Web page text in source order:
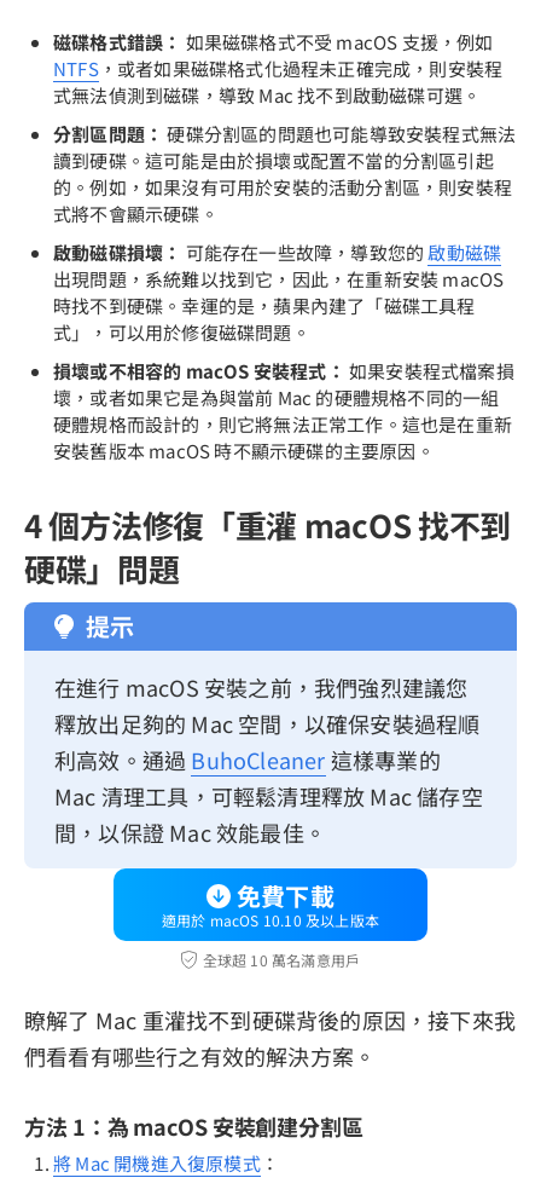
磁碟格式錯誤： 如果磁碟格式不受 macOS 支援，例如
NTFS，或者如果磁碟格式化過程未正確完成，則安裝程
式無法偵測到磁碟，導致 Mac 找不到啟動磁碟可選。
分割區問題： 硬碟分割區的問題也可能導致安裝程式無法
讀到硬碟。這可能是由於損壞或配置不當的分割區引起
的。例如，如果沒有可用於安裝的活動分割區，則安裝程
式將不會顯示硬碟。
啟動磁碟損壞： 可能存在一些故障，導致您的啟動磁碟
出現問題，系統難以找到它，因此，在重新安裝 macOS
時找不到硬碟。幸運的是，蘋果內建了「磁碟工具程
式」，可以用於修復磁碟問題。
損壞或不相容的 macOS 安裝程式： 如果安裝程式檔案損
壞，或者如果它是為與當前 Mac 的硬體規格不同的一組
硬體規格而設計的，則它將無法正常工作。這也是在重新
安裝舊版本 macOS 時不顯示硬碟的主要原因。
4 個方法修復「重灌 macOS 找不到
硬碟」問題
提示
在進行 macOS 安裝之前，我們強烈建議您
釋放出足夠的 Mac 空間，以確保安裝過程順
利高效。通過 BuhoCleaner這樣專業的
Mac 清理工具，可輕鬆清理釋放 Mac 儲存空
間，以保證 Mac 效能最佳。
免費下載
適用於 macOS 10.10 及以上版本
全球超 10 萬名滿意用戶
瞭解了 Mac 重灌找不到硬碟背後的原因，接下來我
們看看有哪些行之有效的解決方案。
方法 1：為 macOS 安裝創建分割區
將 Mac 開機進入復原模式：